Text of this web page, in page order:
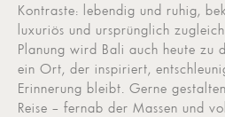
Kontraste: lebendig und ruhig,
luxuriös und ursprünglich
Planung wird Bali auch heute zu
ein Ort, der inspiriert,
Erinnerung bleibt. Gerne
Reise – fernab der Massen und